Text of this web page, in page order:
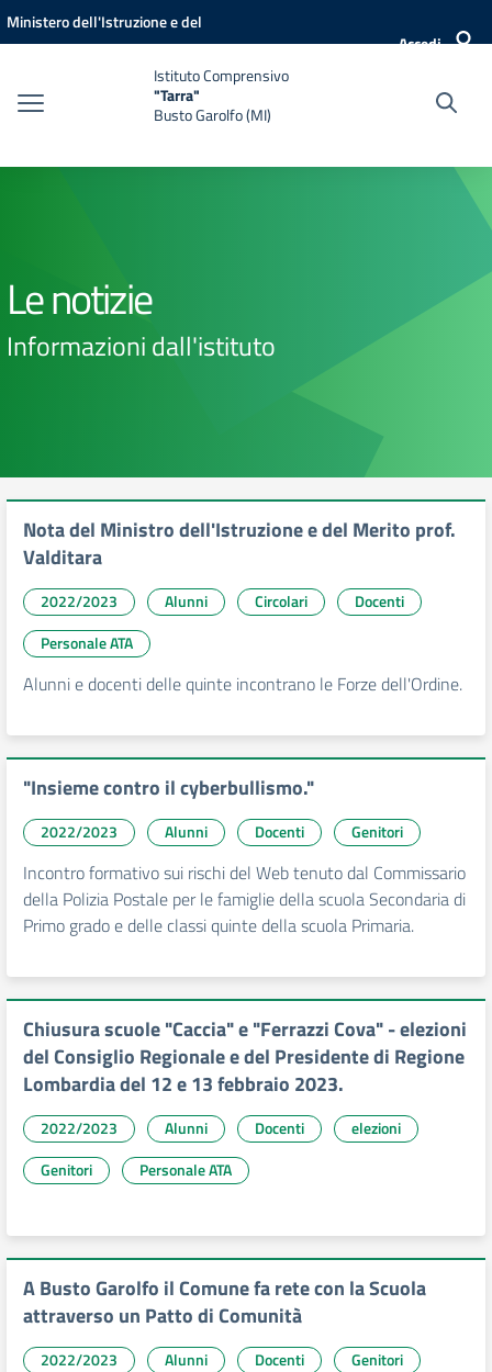
Vai ai contenuti
Vai al menu di navigazione
Vai al footer
Ministero dell'Istruzione e del
Accedi
Istituto Comprensivo
"Tarra"
Busto Garolfo (MI)
Le notizie
Informazioni dall'istituto
Nota del Ministro dell'Istruzione e del Merito prof.
Valditara
2022/2023 Alunni Circolari
Docenti
Personale ATA
Alunni e docenti delle quinte incontrano le Forze dell'Ordine.
"Insieme contro il cyberbullismo."
2022/2023 Alunni Docenti Genitori
Incontro formativo sui rischi del Web tenuto dal Commissario
della Polizia Postale per le famiglie della scuola Secondaria di
Primo grado e delle classi quinte della scuola Primaria.
Chiusura scuole "Caccia" e "Ferrazzi Cova" - elezioni
del Consiglio Regionale e del Presidente di Regione
Lombardia del 12 e 13 febbraio 2023.
2022/2023 Alunni Docenti
elezioni
Genitori
Personale ATA
A Busto Garolfo il Comune fa rete con la Scuola
attraverso un Patto di Comunità
2022/2023 Alunni Docenti
Genitori